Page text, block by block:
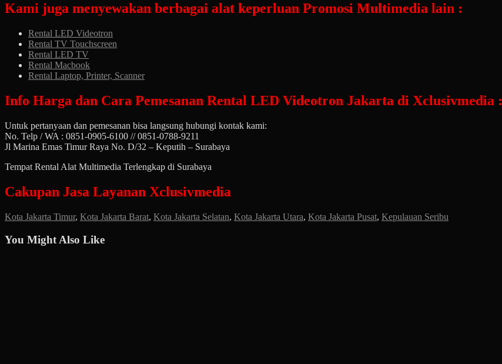
Kami juga menyewakan berbagai alat keperluan Promosi Multimedia lain :
Rental LED Videotron
Rental TV Touchscreen
Rental LED TV
Rental Macbook
Rental Laptop, Printer, Scanner
Info Harga dan Cara Pemesanan Rental LED Videotron Jakarta di Xclusivmedia :
Untuk pertanyaan dan pemesanan bisa langsung hubungi kontak kami:
No. Telp / WA : 0851-0905-6100 // 0851-0788-9211
Jl Marina Emas Timur Raya No. D/32 – Keputih – Surabaya
Tempat Rental Alat Multimedia Terlengkap di Surabaya
Cakupan Jasa Layanan Xclusivmedia
Kota Jakarta Timur, Kota Jakarta Barat, Kota Jakarta Selatan, Kota Jakarta Utara, Kota Jakarta Pusat, Kepulauan Seribu
You Might Also Like